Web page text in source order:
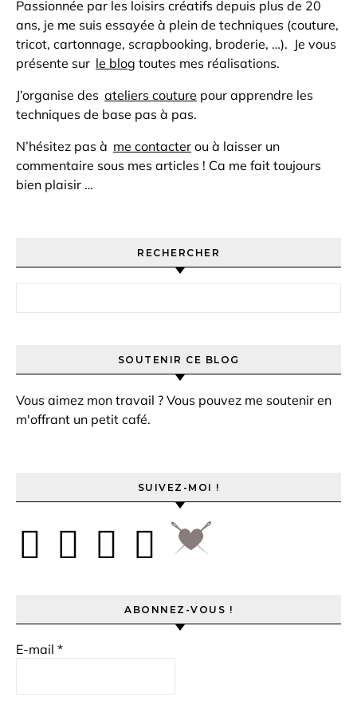
Passionnée par les loisirs créatifs depuis plus de 20
ans, je me suis essayée à plein de techniques (couture,
tricot, cartonnage, scrapbooking, broderie, …). Je vous
présente sur le blog toutes mes réalisations.
J’organise des ateliers couture pour apprendre les
techniques de base pas à pas.
N’hésitez pas à me contacter ou à laisser un
commentaire sous mes articles ! Ca me fait toujours
bien plaisir …
RECHERCHER
SOUTENIR CE BLOG
Vous aimez mon travail ? Vous pouvez me soutenir en
m'offrant un petit café.
SUIVEZ-MOI !
ABONNEZ-VOUS !
E-mail *